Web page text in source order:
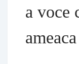
a voce